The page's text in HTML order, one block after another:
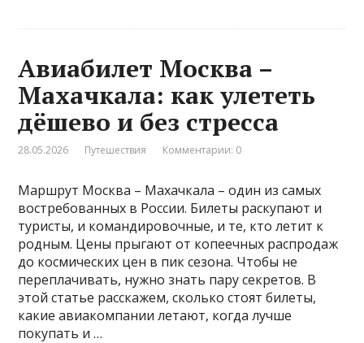
Авиабилет Москва –
Махачкала: как улететь
дёшево и без стресса
28.05.2026 Путешествия Комментарии: 0
Маршрут Москва – Махачкала – один из самых
востребованных в России. Билеты раскупают и
туристы, и командировочные, и те, кто летит к
родным. Цены прыгают от копеечных распродаж
до космических цен в пик сезона. Чтобы не
переплачивать, нужно знать пару секретов. В
этой статье расскажем, сколько стоят билеты,
какие авиакомпании летают, когда лучше
покупать и …